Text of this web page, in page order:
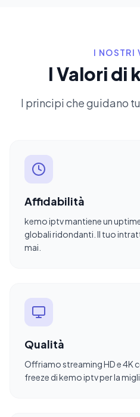
I NOSTRI
I Valori di
I principi che guidano
Affidabilità
kemo iptv mantiene un
globali ridondanti. Il tuo
mai.
Qualità
Offriamo streaming HD e 4K
freeze di kemo iptv per la